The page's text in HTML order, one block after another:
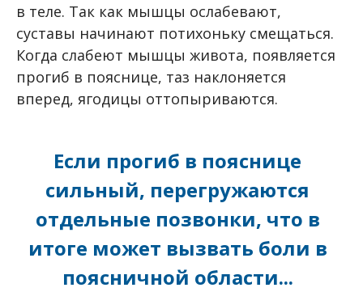
в теле. Так как мышцы ослабевают,
суставы начинают потихоньку смещаться.
Когда слабеют мышцы живота, появляется
прогиб в пояснице, таз наклоняется
вперед, ягодицы оттопыриваются.
Если прогиб в пояснице
сильный, перегружаются
отдельные позвонки, что в
итоге может вызвать боли в
поясничной области...